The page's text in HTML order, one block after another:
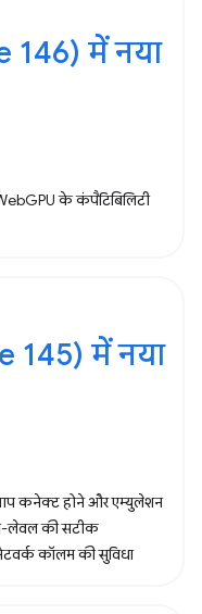
146) में नया
के कंपैटिबिलिटी
145) में नया
कनेक्ट होने और एम्युलेशन
लेवल की सटीक
कॉलम की सुविधा